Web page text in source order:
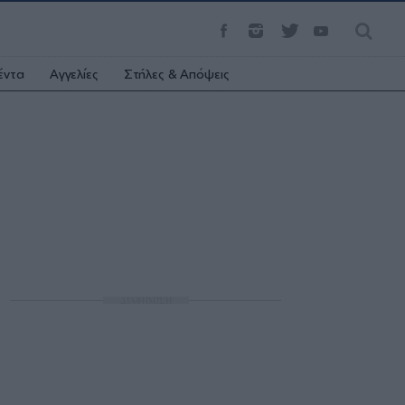
Αγγελίες Στήλες & Απόψεις